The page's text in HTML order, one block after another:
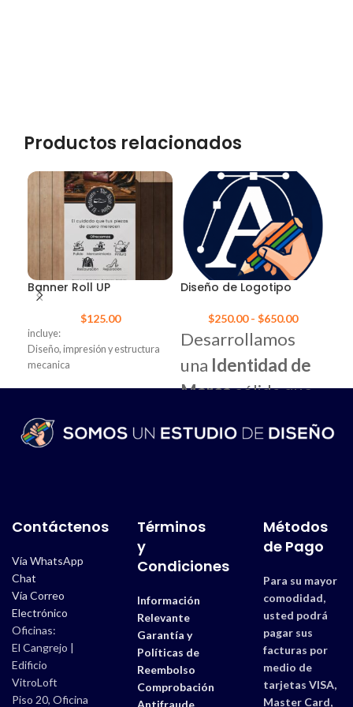
Productos relacionados
Banner Roll UP
$125.00
incluye:
Diseño, impresión y estructura
mecanica
Diseño de Logotipo
$250.00 - $650.00
Desarrollamos
una Identidad de
Marcasólida que
de tu empresa y
diferenciación
competencia.
Debes elegir las
"Opciones de Diseño"
que mejor se adapte a
tus necesidades y
presupuesto. Si deseas
+
Contáctenos
Vía WhatsApp
Chat
Vía Correo
Electrónico
Oficinas:
El Cangrejo |
Edificio
VitroLoft
Piso 20, Oficina
Términos
y
Condiciones
Información
Relevante
Garantía y
Políticas de
Reembolso
Comprobación
Métodos
de Pago
Para su mayor
comodidad,
usted podrá
pagar sus
facturas por
medio de
tarjetas VISA,
Master Card,